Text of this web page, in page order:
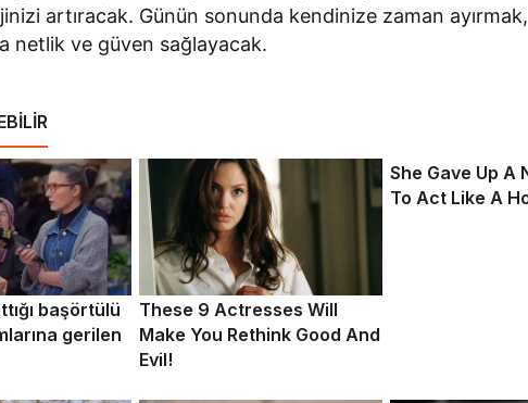
artıracak. Günün sonunda kendinize zaman ayırmak,
netlik ve güven sağlayacak.